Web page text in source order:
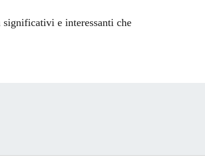
e interessanti che